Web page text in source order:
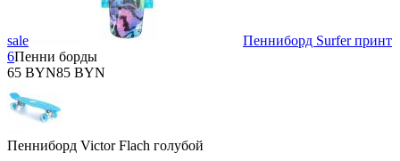
sale
Пенниборд Surfer принт
6Пенни борды
65 BYN85 BYN
Пенниборд Victor Flach голубой